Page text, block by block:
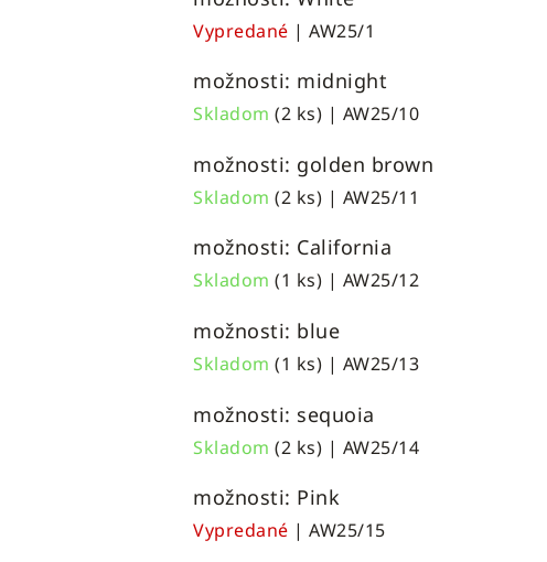
Vypredané | AW25/1
možnosti: midnight
Skladom (2 ks) | AW25/10
možnosti: golden brown
Skladom (2 ks) | AW25/11
možnosti: California
Skladom (1 ks) | AW25/12
možnosti: blue
Skladom (1 ks) | AW25/13
možnosti: sequoia
Skladom (2 ks) | AW25/14
možnosti: Pink
Vypredané | AW25/15